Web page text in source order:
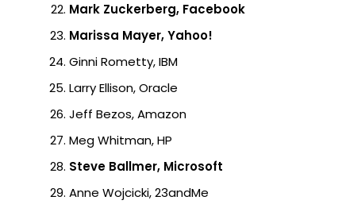
Mark Zuckerberg, Facebook
Marissa Mayer, Yahoo!
Ginni Rometty, IBM
Larry Ellison, Oracle
Jeff Bezos, Amazon
Meg Whitman, HP
Steve Ballmer, Microsoft
Anne Wojcicki, 23andMe